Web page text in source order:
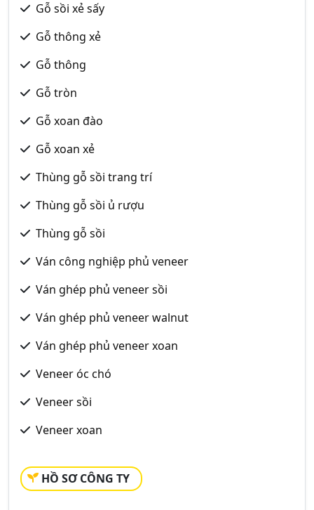
Gỗ sồi xẻ sấy
Gỗ thông xẻ
Gỗ thông
Gỗ tròn
Gỗ xoan đào
Gỗ xoan xẻ
Thùng gỗ sồi trang trí
Thùng gỗ sồi ủ rượu
Thùng gỗ sồi
Ván công nghiệp phủ veneer
Ván ghép phủ veneer sồi
Ván ghép phủ veneer walnut
Ván ghép phủ veneer xoan
Veneer óc chó
Veneer sồi
Veneer xoan
HỒ SƠ CÔNG TY